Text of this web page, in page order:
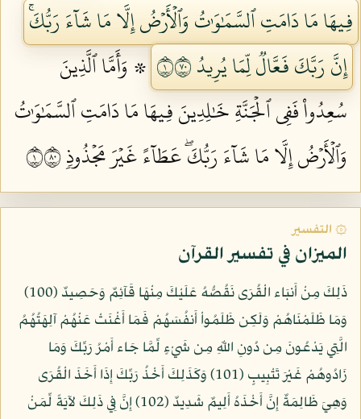
فِيهَا مَا دَامَتِ ٱلسَّمَٰوَٰتُ وَٱلۡأَرۡضُ إِلَّا مَا شَآءَ رَبُّكَۚ
إِنَّ رَبَّكَ فَعَّالٞ لِّمَا يُرِيدُ ١٠٧
۞ وَأَمَّا ٱلَّذِينَ
سُعِدُواْ فَفِي ٱلۡجَنَّةِ خَٰلِدِينَ فِيهَا مَا دَامَتِ ٱلسَّمَٰوَٰتُ
وَٱلۡأَرۡضُ إِلَّا مَا شَآءَ رَبُّكَۖ عَطَآءً غَيۡرَ مَجۡذُوذٖ ١٠٨
۞ التفسير
الميزان في تفسير القرآن
ذَلِكَ مِنْ أَنبَاء الْقُرَى نَقُصُّهُ عَلَيْكَ مِنْهَا قَآئِمٌ وَحَصِيدٌ (100)
وَمَا ظَلَمْنَاهُمْ وَلَكِن ظَلَمُواْ أَنفُسَهُمْ فَمَا أَغْنَتْ عَنْهُمْ آلِهَتُهُمُ
الَّتِي يَدْعُونَ مِن دُونِ اللّهِ مِن شَيْءٍ لِّمَّا جَاء أَمْرُ رَبِّكَ وَمَا
زَادُوهُمْ غَيْرَ تَتْبِيبٍ (101) وَكَذَلِكَ أَخْذُ رَبِّكَ إِذَا أَخَذَ الْقُرَى
وَهِيَ ظَالِمَةٌ إِنَّ أَخْذَهُ أَلِيمٌ شَدِيدٌ (102) إِنَّ فِي ذَلِكَ لآيَةً لِّمَنْ